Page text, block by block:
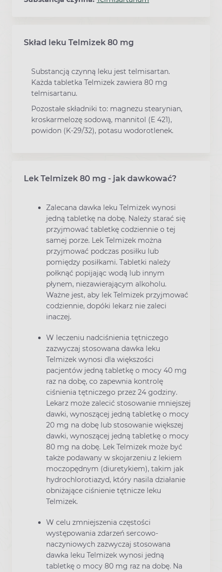
Skład leku Telmizek 80 mg
Substancją czynną leku jest telmisartan.
Każda tabletka Telmizek zawiera 80 mg
telmisartanu.
Pozostałe składniki to: magnezu stearynian,
kroskarmelozę sodową, mannitol (E 421),
powidon (K-29/32), potasu wodorotlenek.
Lek Telmizek 80 mg - jak dawkować?
Zalecana dawka leku Telmizek wynosi
jedną tabletkę na dobę. Należy starać się
przyjmować tabletkę codziennie o tej
samej porze. Lek Telmizek można
przyjmować podczas posiłku lub
pomiędzy posiłkami. Tabletki należy
połknąć popijając wodą lub innym
płynem, niezawierającym alkoholu.
Ważne jest, aby lek Telmizek przyjmować
codziennie, dopóki lekarz nie zaleci
inaczej.
W leczeniu nadciśnienia tętniczego
zazwyczaj stosowana dawka leku
Telmizek wynosi dla większości
pacjentów jedną tabletkę o mocy 40 mg
raz na dobę, co zapewnia kontrolę
ciśnienia tętniczego przez 24 godziny.
Lekarz może zalecić stosowanie mniejszej
dawki, wynoszącej jedną tabletkę o mocy
20 mg na dobę lub stosowanie większej
dawki, wynoszącej jedną tabletkę o mocy
80 mg na dobę. Lek Telmizek może być
także podawany w skojarzeniu z lekiem
moczopędnym (diuretykiem), takim jak
hydrochlorotiazyd, który nasila działanie
obniżające ciśnienie tętnicze leku
Telmizek.
W celu zmniejszenia częstości
występowania zdarzeń sercowo-
naczyniowych zazwyczaj stosowana
dawka leku Telmizek wynosi jedną
tabletkę o mocy 80 mg raz na dobę. Na